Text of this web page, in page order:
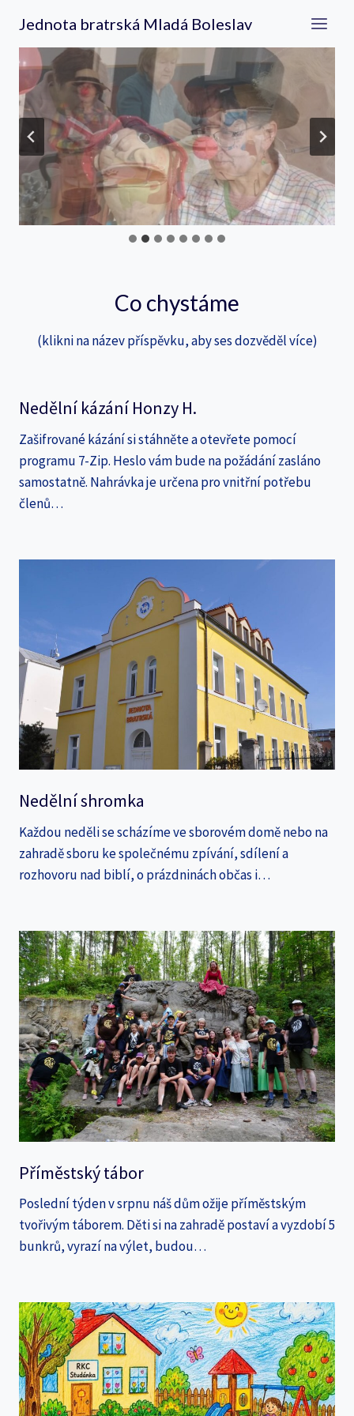
obsah
Jednota bratrská Mladá Boleslav
Co chystáme
(klikni na název příspěvku, aby ses dozvěděl více)
Nedělní kázání Honzy H.
Zašifrované kázání si stáhněte a otevřete pomocí
programu 7-Zip. Heslo vám bude na požádání zasláno
samostatně. Nahrávka je určena pro vnitřní potřebu
členů…
Nedělní shromka
Každou neděli se scházíme ve sborovém domě nebo na
zahradě sboru ke společnému zpívání, sdílení a
rozhovoru nad biblí, o prázdninách občas i…
Příměstský tábor
Poslední týden v srpnu náš dům ožije příměstským
tvořivým táborem. Děti si na zahradě postaví a vyzdobí 5
bunkrů, vyrazí na výlet, budou…